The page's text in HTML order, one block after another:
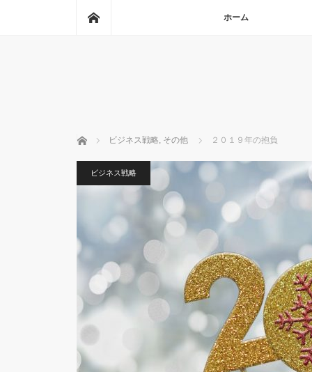
ホーム
ホーム ビジネス戦略, その他 ２０１９年の抱負
ビジネス戦略